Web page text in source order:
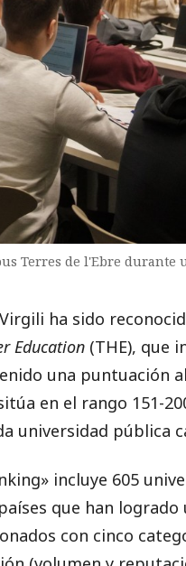
Terres de l'Ebre durante
ha sido
Education (THE), que
una puntuación
en el rango 151-
universidad pública
incluye 605
que han logrado
con cinco